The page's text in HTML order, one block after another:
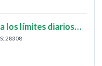
los límites diarios…
28308